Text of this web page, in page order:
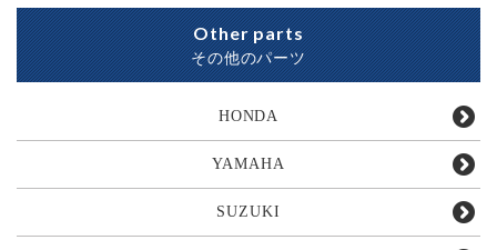
Other parts
その他のパーツ
HONDA
YAMAHA
SUZUKI